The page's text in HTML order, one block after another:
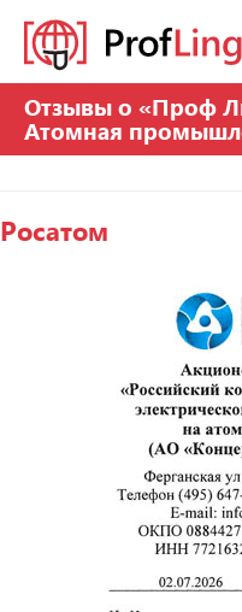
Отзывы о «Проф Лингва» в сфере:
Атомная
Росатом